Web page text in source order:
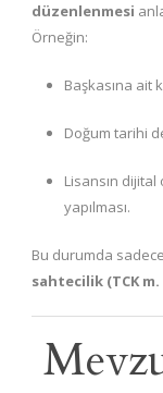
düzenlenmesi
Örneğin:
Başkasına ait
Doğum tarihi
Lisansın
yapılması.
Bu durumda
sahtecilik (TCK m.